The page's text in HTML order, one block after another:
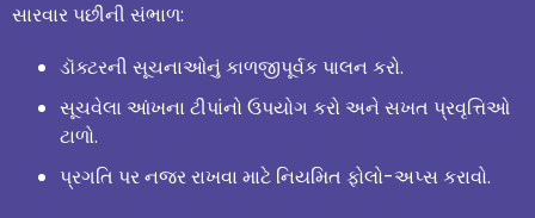
સારવાર પછીની સંભાળ:
ડૉક્ટરની સૂચનાઓનું કાળજીપૂર્વક પાલન કરો.
સૂચવેલા આંખના ટીપાંનો ઉપયોગ કરો અને સખત પ્રવૃત્તિઓ
ટાળો.
પ્રગતિ પર નજર રાખવા માટે નિયમિત ફોલો-અપ્સ કરાવો.